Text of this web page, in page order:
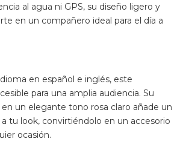
al agua ni GPS, su diseño ligero y
en un compañero ideal para el día a
en español e inglés, este
para una amplia audiencia. Su
un elegante tono rosa claro añade un
tu look, convirtiéndolo en un accesorio
ocasión.